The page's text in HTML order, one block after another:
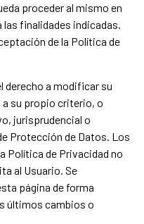
proceder al mismo en
las finalidades indicadas.
de la Política de
derecho a modificar su
a su propio criterio, o
jurisprudencial o
Protección de Datos. Los
Política de Privacidad no
al Usuario. Se
página de forma
últimos cambios o